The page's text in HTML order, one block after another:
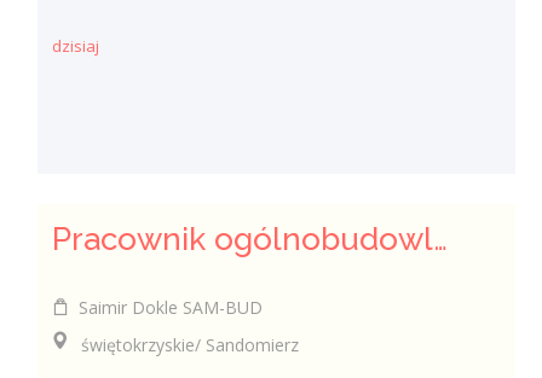
dzisiaj
Pracownik ogólnobudowlany ( k/m)
Saimir Dokle SAM-BUD
świętokrzyskie/ Sandomierz